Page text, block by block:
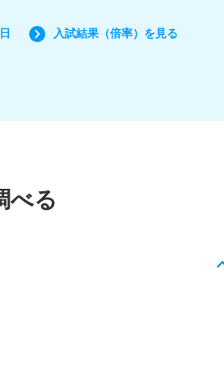
入試結果（倍率）を見る
べる